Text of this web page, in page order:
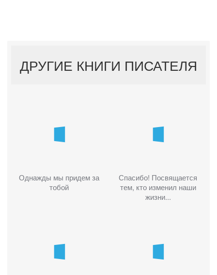
ДРУГИЕ КНИГИ ПИСАТЕЛЯ
Однажды мы придем за
тобой
Спасибо! Посвящается
тем, кто изменил наши
жизни...